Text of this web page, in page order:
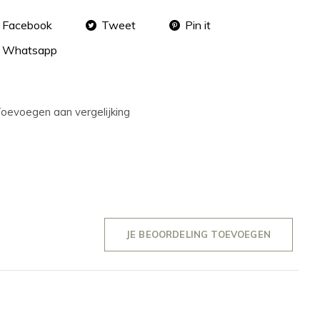
Facebook Tweet
Pin it
Whatsapp
aan vergelijking
JE BEOORDELING TOEVOEGEN